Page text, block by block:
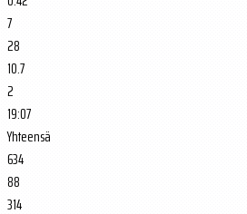
7
28
10.7
2
19:07
Yhteensä
634
88
314